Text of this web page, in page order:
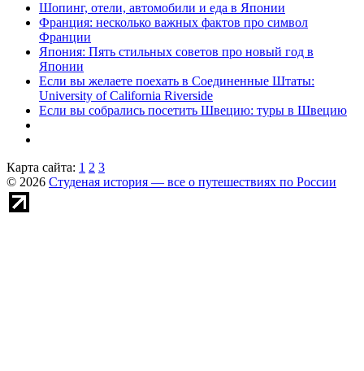
Шопинг, отели, автомобили и еда в Японии
Франция: несколько важных фактов про символ
Франции
Япония: Пять стильных советов про новый год в
Японии
Если вы желаете поехать в Соединенные Штаты:
University of California Riverside
Если вы собрались посетить Швецию: туры в Швецию
Карта сайта: 1 2 3
© 2026 Студеная история — все о путешествиях по России